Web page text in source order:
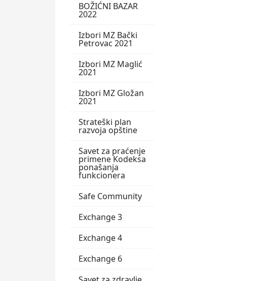
BOŽIĆNI BAZAR
2022
Izbori MZ Bački
Petrovac 2021
Izbori MZ Maglić
2021
Izbori MZ Gložan
2021
Strateški plan
razvoja opštine
Savet za praćenje
primene Kodeksa
ponašanja
funkcionera
Safe Community
Exchange 3
Exchange 4
Exchange 6